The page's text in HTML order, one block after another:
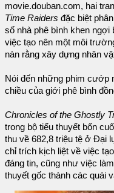
movie.douban.com, hai
Time Raiders đặc biệt
số nhà phê bình khen ngợi
việc tạo nên một môi
nàn rằng xây dựng nhân
Nói đến những phim cướp
chiều của giới phê bình
Chronicles of the Ghostly
trong bộ tiểu thuyết bốn
thu về 682,8 triệu tệ ở Đại
chỉ trích kịch liệt về việc
đáng tin, cũng như việc
thuyết gốc thành các quái